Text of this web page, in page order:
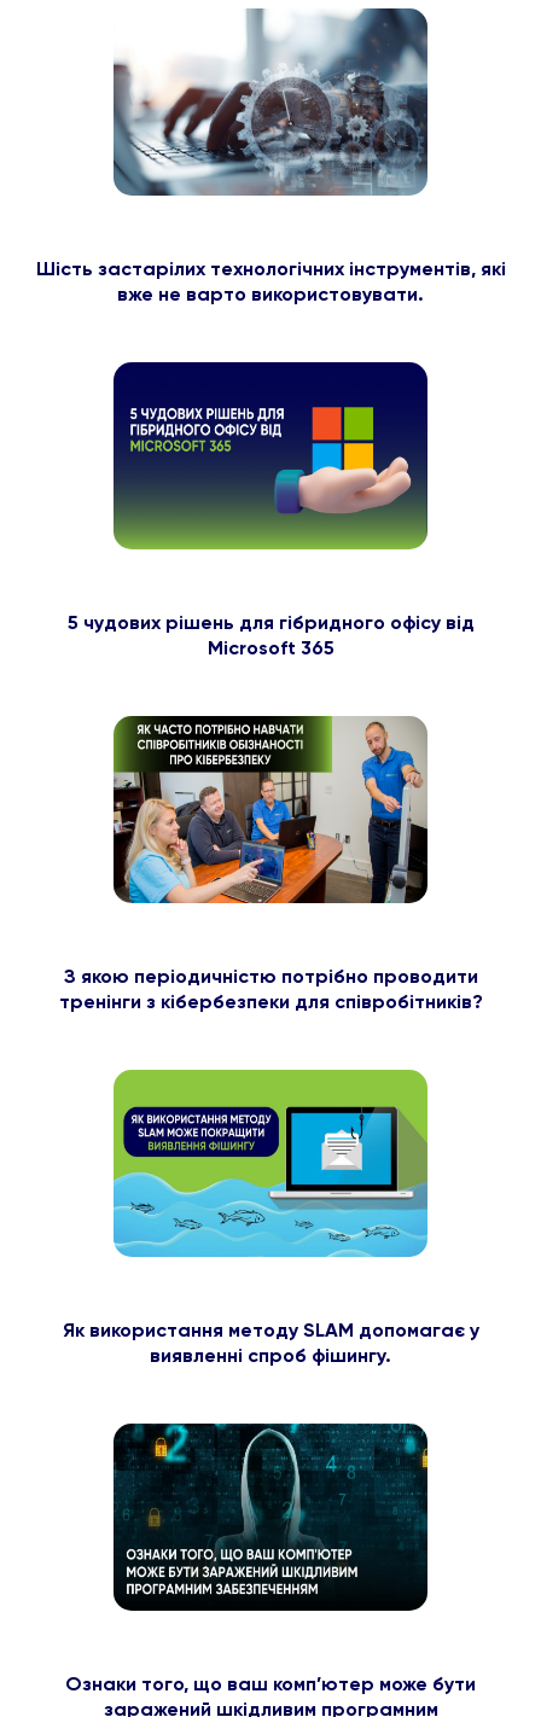
Шість застарілих технологічних інструментів, які
вже не варто використовувати.
5 чудових рішень для гібридного офісу від
Microsoft 365
З якою періодичністю потрібно проводити
тренінги з кібербезпеки для співробітників?
Як використання методу SLAM допомагає у
виявленні спроб фішингу.
Ознаки того, що ваш комп’ютер може бути
заражений шкідливим програмним